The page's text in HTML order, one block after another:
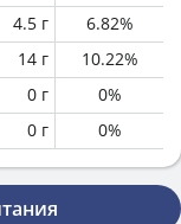
4.5 г 6.82%
14 г 10.22%
0 г 0%
0 г 0%